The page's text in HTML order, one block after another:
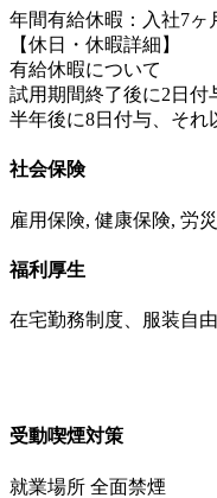
年間有給休暇：入社7ヶ
【休日・休暇詳細】
有給休暇について
試用期間終了後に2日付
半年後に8日付与、それ
社会保険
雇用保険, 健康保険, 労
福利厚生
在宅勤務制度、服装自
受動喫煙対策
就業場所 全面禁煙